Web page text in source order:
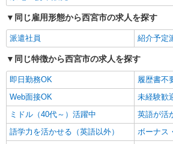
同じ雇用形態から西宮市の求人を探す
派遣社員 紹介予定
同じ特徴から西宮市の求人を探す
即日勤務OK
履歴書不
Web面接OK
未経験歓
ミドル（40代～）活躍中
英語が活
語学力を活かせる（英語以外）
ボーナス